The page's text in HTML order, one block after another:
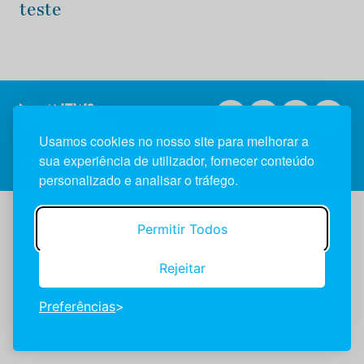
Usamos cookies no nosso site para melhorar a
sua experiência de utilizador, fornecer conteúdo
personalizado e analisar o tráfego.
Permitir Todos
Rejeitar
Preferências
teste
2026 NewsMuseum © Todos os direitos reservados.